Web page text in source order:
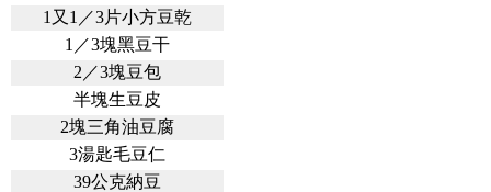
1又1／3片小方豆乾
1／3塊黑豆干
2／3塊豆包
半塊生豆皮
2塊三角油豆腐
3湯匙毛豆仁
39公克納豆